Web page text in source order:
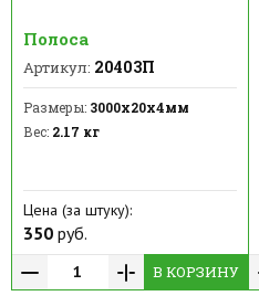
Полоса
Артикул: 20403П
Размеры: 3000х20х4мм
Вес: 2.17 кг
Цена (за штуку):
350 руб.
В КОРЗИНУ